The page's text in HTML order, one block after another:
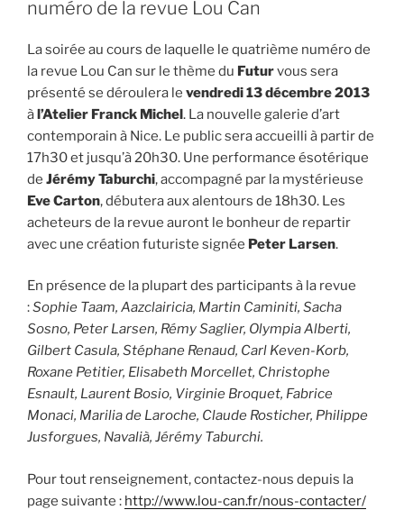
numéro de la revue Lou Can
La soirée au cours de laquelle le quatrième numéro de
la revue Lou Can sur le thème du Futurvous sera
présenté se déroulera le vendredi 13 décembre 2013
àl’Atelier Franck Michel. La nouvelle galerie d’art
contemporain à Nice. Le public sera accueilli à partir de
17h30 et jusqu’à 20h30. Une performance ésotérique
de Jérémy Taburchi, accompagné par la mystérieuse
Eve Carton, débutera aux alentours de 18h30. Les
acheteurs de la revue auront le bonheur de repartir
avec une création futuriste signée Peter Larsen.
En présence de la plupart des participants à la revue
:Sophie Taam, Aazclairicia, Martin Caminiti, Sacha
Sosno, Peter Larsen, Rémy Saglier, Olympia Alberti,
Gilbert Casula, Stéphane Renaud, Carl Keven-Korb,
Roxane Petitier, Elisabeth Morcellet, Christophe
Esnault, Laurent Bosio, Virginie Broquet, Fabrice
Monaci, Marilia de Laroche, Claude Rosticher, Philippe
Jusforgues, Navalià, Jérémy Taburchi.
Pour tout renseignement, contactez-nous depuis la
page suivante : http://www.lou-can.fr/nous-contacter/